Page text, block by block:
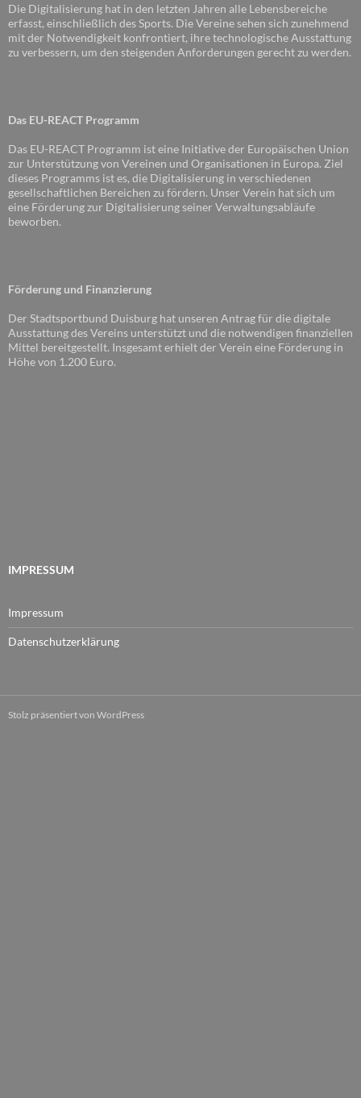
Die Digitalisierung hat in den letzten Jahren alle Lebensbereiche
erfasst, einschließlich des Sports. Die Vereine sehen sich zunehmend
mit der Notwendigkeit konfrontiert, ihre technologische Ausstattung
zu verbessern, um den steigenden Anforderungen gerecht zu werden.
Das EU-REACT Programm
Das EU-REACT Programm ist eine Initiative der Europäischen Union
zur Unterstützung von Vereinen und Organisationen in Europa. Ziel
dieses Programms ist es, die Digitalisierung in verschiedenen
gesellschaftlichen Bereichen zu fördern. Unser Verein hat sich um
eine Förderung zur Digitalisierung seiner Verwaltungsabläufe
beworben.
Förderung und Finanzierung
Der Stadtsportbund Duisburg hat unseren Antrag für die digitale
Ausstattung des Vereins unterstützt und die notwendigen finanziellen
Mittel bereitgestellt. Insgesamt erhielt der Verein eine Förderung in
Höhe von 1.200 Euro.
IMPRESSUM
Impressum
Datenschutzerklärung
Stolz präsentiert von WordPress